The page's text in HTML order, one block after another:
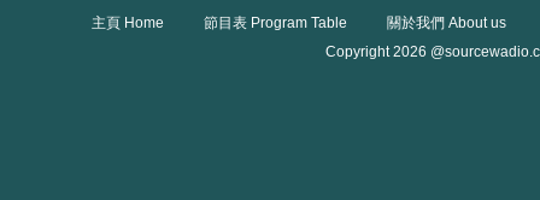
主頁 Home 節目表 Program Table
關於我們 About us
Copyright 2026